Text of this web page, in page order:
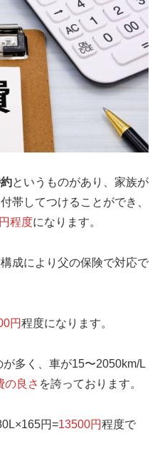
というものがあり、家族が
帯してつけることができ、
程度になります。
成により父の保険で対応で
円程度になります。
多く、車が15〜2050km/L
の良さ を誇っております。
円=13500円程度で